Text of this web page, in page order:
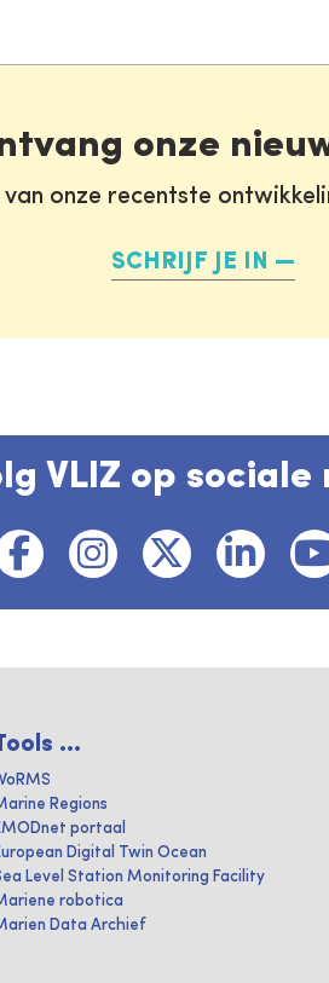
onze
onze recentste
SCHRIJF JE IN
VLIZ op sociale
...
Regions
portaal
Digital Twin Ocean
Level Station Monitoring Facility
robotica
Data Archief